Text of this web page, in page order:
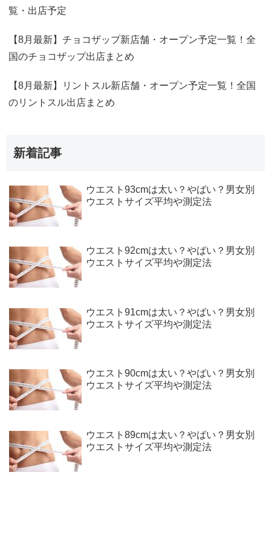
覧・出店予定
【8月最新】チョコザップ新店舗・オープン予定一覧！全
国のチョコザップ出店まとめ
【8月最新】リントスル新店舗・オープン予定一覧！全国
のリントスル出店まとめ
新着記事
ウエスト93cmは太い？やばい？男女別
ウエストサイズ平均や測定法
ウエスト92cmは太い？やばい？男女別
ウエストサイズ平均や測定法
ウエスト91cmは太い？やばい？男女別
ウエストサイズ平均や測定法
ウエスト90cmは太い？やばい？男女別
ウエストサイズ平均や測定法
ウエスト89cmは太い？やばい？男女別
ウエストサイズ平均や測定法